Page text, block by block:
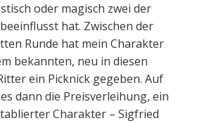
oder magisch zwei der
hat. Zwischen der
Runde hat mein Charakter
bekannten, neu in diesen
ein Picknick gegeben. Auf
dann die Preisverleihung, ein
Charakter – Sigfried